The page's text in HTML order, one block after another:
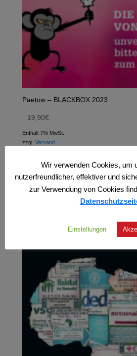
Paetow – BLACKBOX 2023
19,90€
Enthält 7% MwSt.
zzgl. Versand
Wir verwenden Cookies, um
nutzerfreundlicher, effektiver und
zur Verwendung von Cookies
Einstellungen